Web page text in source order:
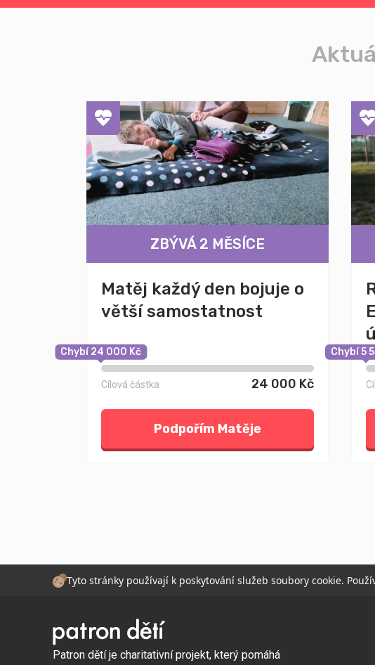
ZBÝVÁ 2 MĚSÍCE
Matěj každý den bojuje o
větší samostatnost
Chybí 24 000 Kč
Cílová částka 24 000 Kč
Podpořím Matěje
Chybí 5
Tyto stránky používají k poskytování služeb soubory cookie.
Patron dětí je charitativní projekt, který pomáhá